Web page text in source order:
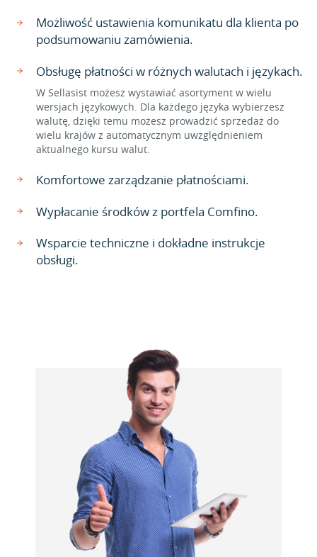
Możliwość ustawienia komunikatu dla klienta po
podsumowaniu zamówienia.
Obsługę płatności w różnych walutach i językach.
W Sellasist możesz wystawiać asortyment w wielu
wersjach językowych. Dla każdego języka wybierzesz
walutę, dzięki temu możesz prowadzić sprzedaż do
wielu krajów z automatycznym uwzględnieniem
aktualnego kursu walut.
Komfortowe zarządzanie płatnościami.
Wypłacanie środków z portfela Comfino.
Wsparcie techniczne i dokładne instrukcje
obsługi.